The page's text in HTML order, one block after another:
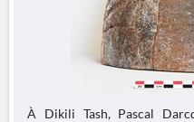
À Dikili Tash, Pascal